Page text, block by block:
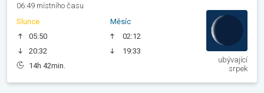
06:49 místního času
Slunce
05:50
20:32
14h 42min.
Měsíc
02:12
19:33
ubývající
srpek